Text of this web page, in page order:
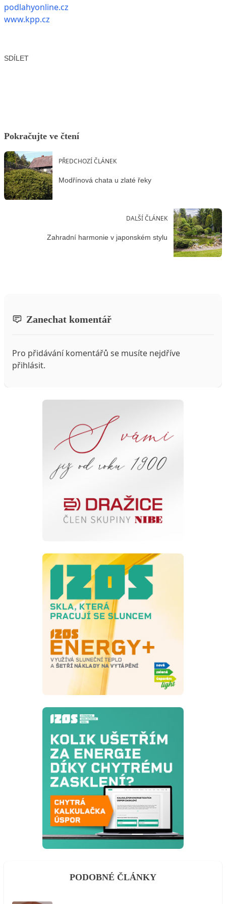
podlahyonline.cz
www.kpp.cz
SDÍLET
Pokračujte ve čtení
PŘEDCHOZÍ ČLÁNEK
Modřínová chata u zlaté řeky
DALŠÍ ČLÁNEK
Zahradní harmonie v japonském stylu
Zanechat komentář
Pro přidávání komentářů se musíte nejdříve
přihlásit.
PODOBNÉ ČLÁNKY